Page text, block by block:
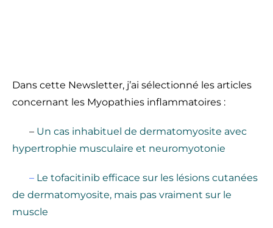
Dans cette Newsletter, j’ai sélectionné les articles
concernant les Myopathies inflammatoires :
– Un cas inhabituel de dermatomyosite avec
hypertrophie musculaire et neuromyotonie
– Le tofacitinib efficace sur les lésions cutanées
de dermatomyosite, mais pas vraiment sur le
muscle